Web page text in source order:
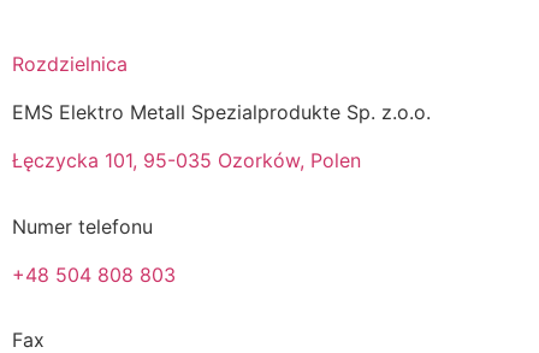
Rozdzielnica
EMS Elektro Metall Spezialprodukte Sp. z.o.o.
Łęczycka 101, 95-035 Ozorków, Polen
Numer telefonu
+48 504 808 803
Fax